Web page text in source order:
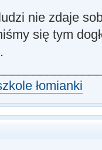
nie zdaje
się tym
łomianki